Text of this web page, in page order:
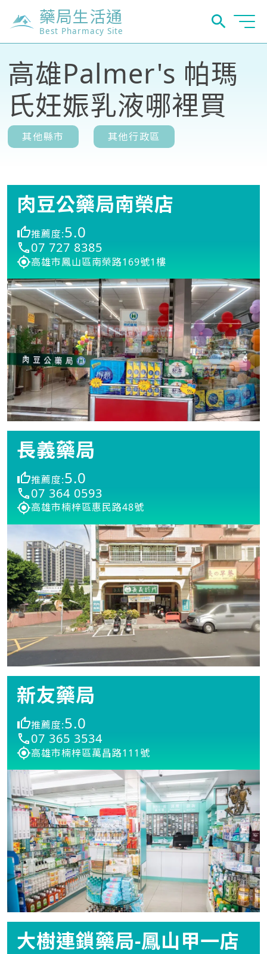
藥局生活通
Best Pharmacy Site
高雄Palmer's 帕瑪
氏妊娠乳液哪裡買
其他縣市 其他行政區
肉豆公藥局南榮店
推薦度:5.0
07 727 8385
高雄市鳳山區南榮路169號1樓
長義藥局
推薦度:5.0
07 364 0593
高雄市楠梓區惠民路48號
新友藥局
推薦度:5.0
07 365 3534
高雄市楠梓區萬昌路111號
大樹連鎖藥局-鳳山甲一店